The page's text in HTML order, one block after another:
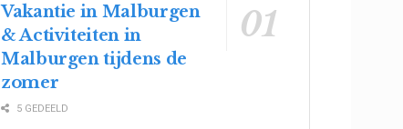
Vakantie in Malburgen
& Activiteiten in
Malburgen tijdens de
zomer
5 GEDEELD